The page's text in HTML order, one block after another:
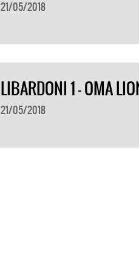
21/05/2018
LIBARDONI 1 – OMA
21/05/2018